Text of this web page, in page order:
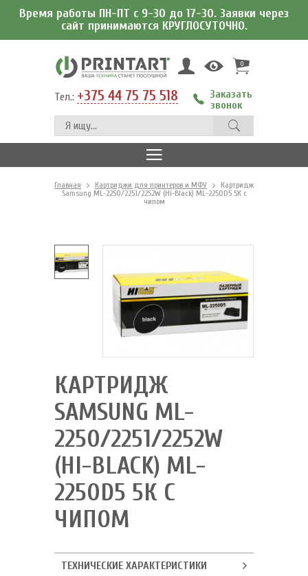
Время работы ПН-ПТ с 9-30 до 17-30. Заявки через
сайт принимаются КРУГЛОСУТОЧНО.
0
Тел.: +375 44 75 75 518
Заказать
звонок
Главная Картриджи для принтеров и МФУ
Картридж
Samsung ML-2250/2251/2252W (Hi-Black) ML-2250D5 5К с
чипом
КАРТРИДЖ
SAMSUNG ML-
2250/2251/2252W
(HI-BLACK) ML-
2250D5 5К С
ЧИПОМ
ТЕХНИЧЕСКИЕ ХАРАКТЕРИСТИКИ